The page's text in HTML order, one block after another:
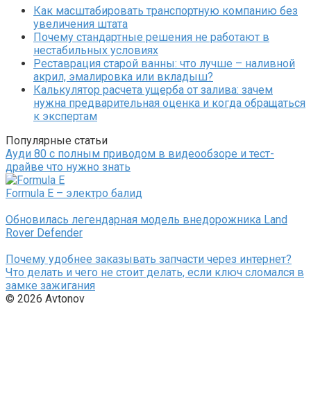
Как масштабировать транспортную компанию без
увеличения штата
Почему стандартные решения не работают в
нестабильных условиях
Реставрация старой ванны: что лучше – наливной
акрил, эмалировка или вкладыш?
Калькулятор расчета ущерба от залива: зачем
нужна предварительная оценка и когда обращаться
к экспертам
Популярные статьи
Ауди 80 с полным приводом в видеообзоре и тест-
драйве что нужно знать
Formula E – электро балид
Обновилась легендарная модель внедорожника Land
Rover Defender
Почему удобнее заказывать запчасти через интернет?
Что делать и чего не стоит делать, если ключ сломался в
замке зажигания
© 2026 Avtonov